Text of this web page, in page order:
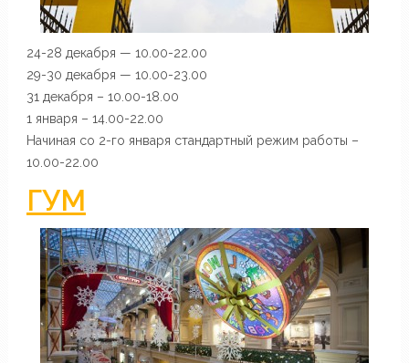
24-28 декабря — 10.00-22.00
29-30 декабря — 10.00-23.00
31 декабря – 10.00-18.00
1 января – 14.00-22.00
Начиная со 2-го января стандартный режим работы –
10.00-22.00
ГУМ